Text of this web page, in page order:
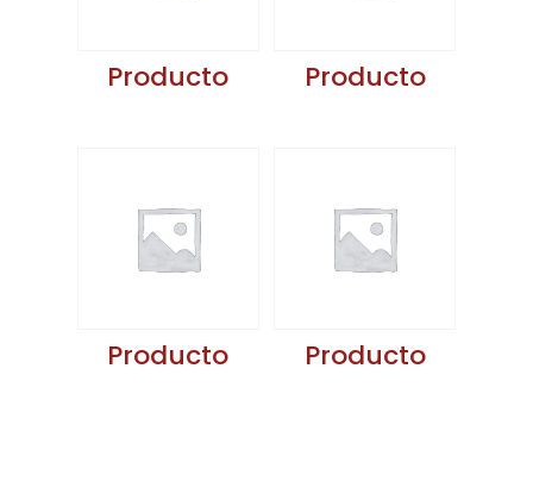
Producto Producto
Producto Producto